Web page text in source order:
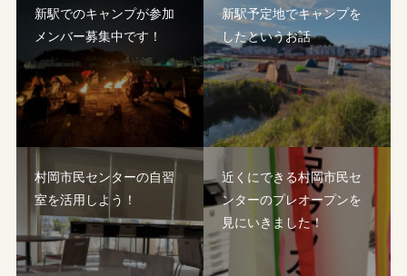
新駅でのキャンプが参加
メンバー募集中です！
新駅予定地でキャンプを
したというお話
村岡市民センターの自習
室を活用しよう！
近くにできる村岡市民セ
ンターのプレオープンを
見にいきました！